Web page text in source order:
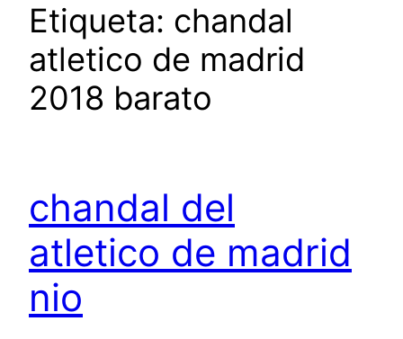
Etiqueta: chandal
atletico de madrid
2018 barato
chandal del
atletico de madrid
nio